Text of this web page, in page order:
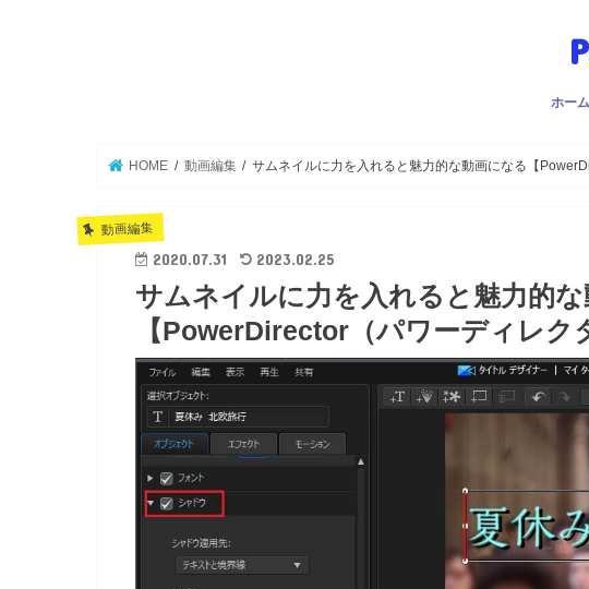
ホーム
HOME 動画編集 サムネイルに力を入れると魅力的な動画になる【
動画編集
2020.07.31 2023.02.25
サムネイルに力を入れると魅力的
【PowerDirector（パワーディレク